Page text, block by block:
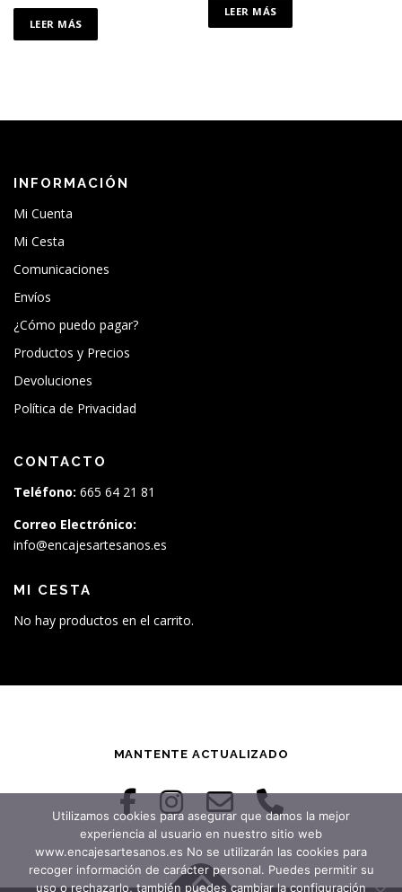
LEER MÁS
LEER MÁS
INFORMACIÓN
Mi Cuenta
Mi Cesta
Comunicaciones
Envíos
¿Cómo puedo pagar?
Productos y Precios
Devoluciones
Política de Privacidad
CONTACTO
Teléfono: 665 64 21 81
Correo Electrónico:
info@encajesartesanos.es
MI CESTA
No hay productos en el carrito.
MANTENTE ACTUALIZADO
Utilizamos cookies para asegurar que damos la mejor
experiencia al usuario en nuestro sitio web
www.encajesartesanos.es No se utilizarán las cookies para
recoger información de carácter personal. Puedes permitir su
uso o rechazarlo, también puedes cambiar la configuración